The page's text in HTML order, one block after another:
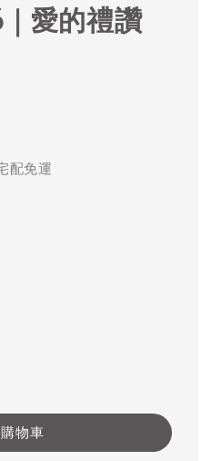
愛的禮讚
配免運
物車